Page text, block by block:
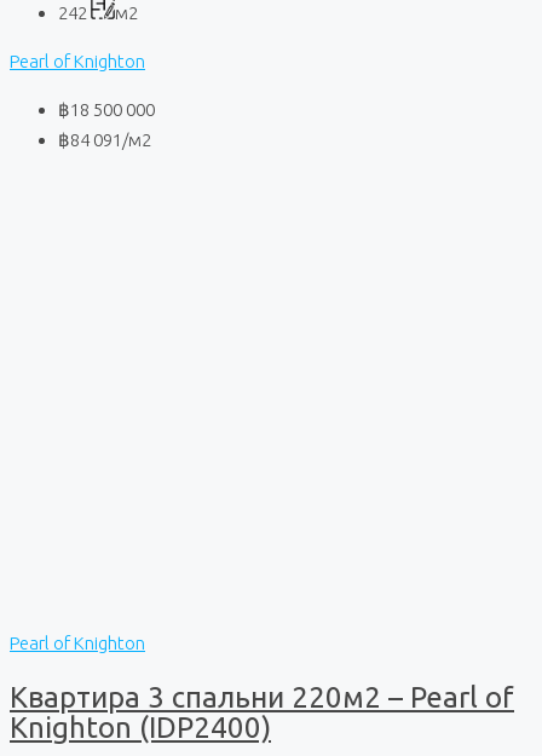
242
м2
Pearl of Knighton
฿18 500 000
฿84 091 /м2
Pearl of Knighton
Квартира 3 спальни 220м2 – Pearl of
Knighton (IDP2400)